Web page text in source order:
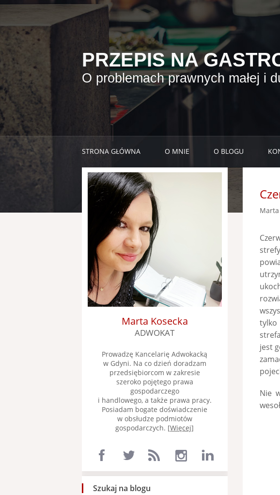
PRZEPIS NA
O problemach prawnych małej i
STRONA GŁÓWNA O MNIE O BLOGU
Marta
tylko
jest
Nie
Marta Kosecka
ADWOKAT
Prowadzę Kancelarię Adwokacką
w Gdyni. Na co dzień doradzam
przedsiębiorcom w zakresie
szeroko pojętego prawa
gospodarczego
i handlowego, a także prawa pracy.
Posiadam bogate doświadczenie
w obsłudze podmiotów
gospodarczych. [Więcej]
Szukaj na blogu